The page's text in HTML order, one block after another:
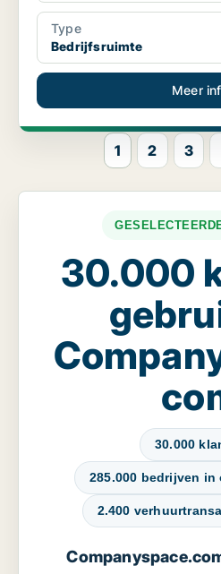
Type
Bedrijfsruimte
Meer
1 2 3
30.000
30.000
285.000 bedrijven in
2.400